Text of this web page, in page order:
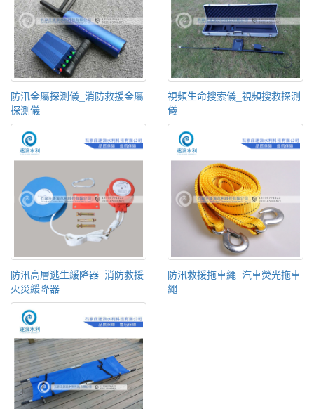
防汛金屬探測儀_消防救援金屬
探測儀
視頻生命搜索儀_視頻搜救探測
儀
防汛高層逃生緩降器_消防救援
火災緩降器
防汛救援拖車繩_汽車熒光拖車
繩